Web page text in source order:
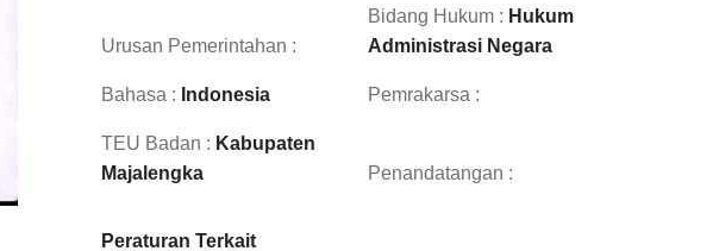
Urusan Pemerintahan :
Bidang Hukum : Hukum
Administrasi Negara
Bahasa : Indonesia Pemrakarsa :
TEU Badan : Kabupaten
Majalengka
Penandatangan :
Peraturan Terkait